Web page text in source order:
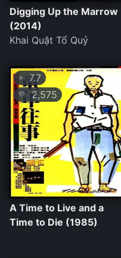
Digging Up the Marrow
(2014)
Khai Quật Tổ Quỷ
⭐7.7
💛2,575
A Time to Live and a
Time to Die (1985)